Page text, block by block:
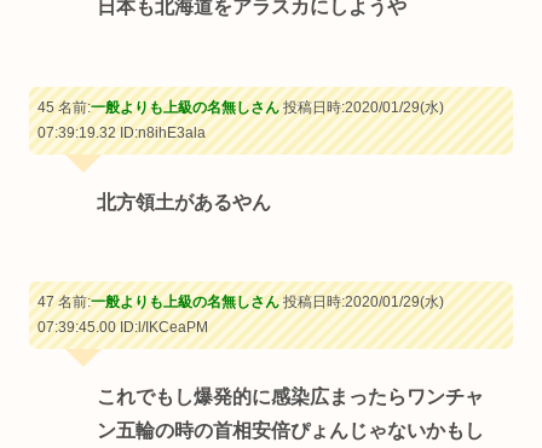
日本も北海道をアラスカにしようや
45 名前:一般よりも上級の名無しさん投稿日時:2020/01/29(水)
07:39:19.32ID:n8ihE3ala
北方領土があるやん
47 名前:一般よりも上級の名無しさん投稿日時:2020/01/29(水)
07:39:45.00ID:l/IKCeaPM
これでもし爆発的に感染広まったらワンチャ
ン五輪の時の首相安倍ぴょんじゃないかもし